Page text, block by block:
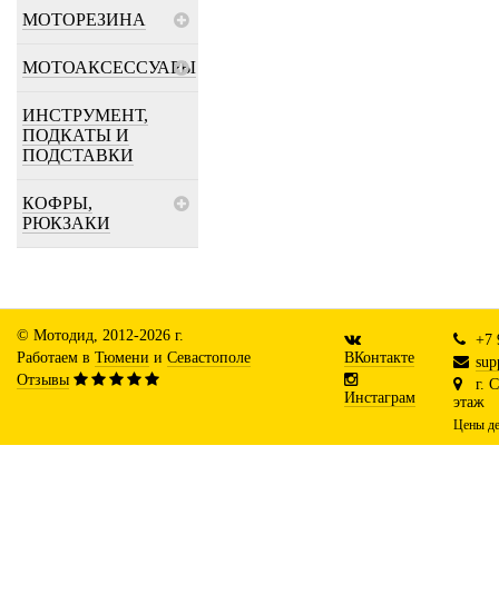
МОТОРЕЗИНА
МОТОАКСЕССУАРЫ
ИНСТРУМЕНТ,
ПОДКАТЫ И
ПОДСТАВКИ
КОФРЫ,
РЮКЗАКИ
© Мотодид, 2012-2026 г.
Работаем в Тюмени и Севастополе
Отзывы
ВКонтакте
Инстаграм
+7
г.
этаж
Цены